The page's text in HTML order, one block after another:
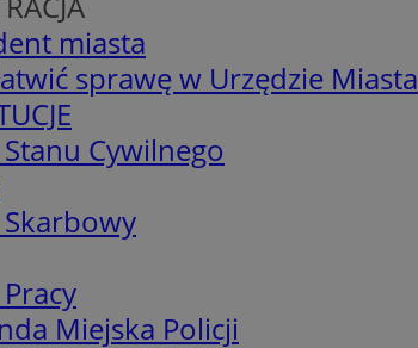
miasta
sprawę w Urzędzie Miasta
Cywilnego
Miejska Policji